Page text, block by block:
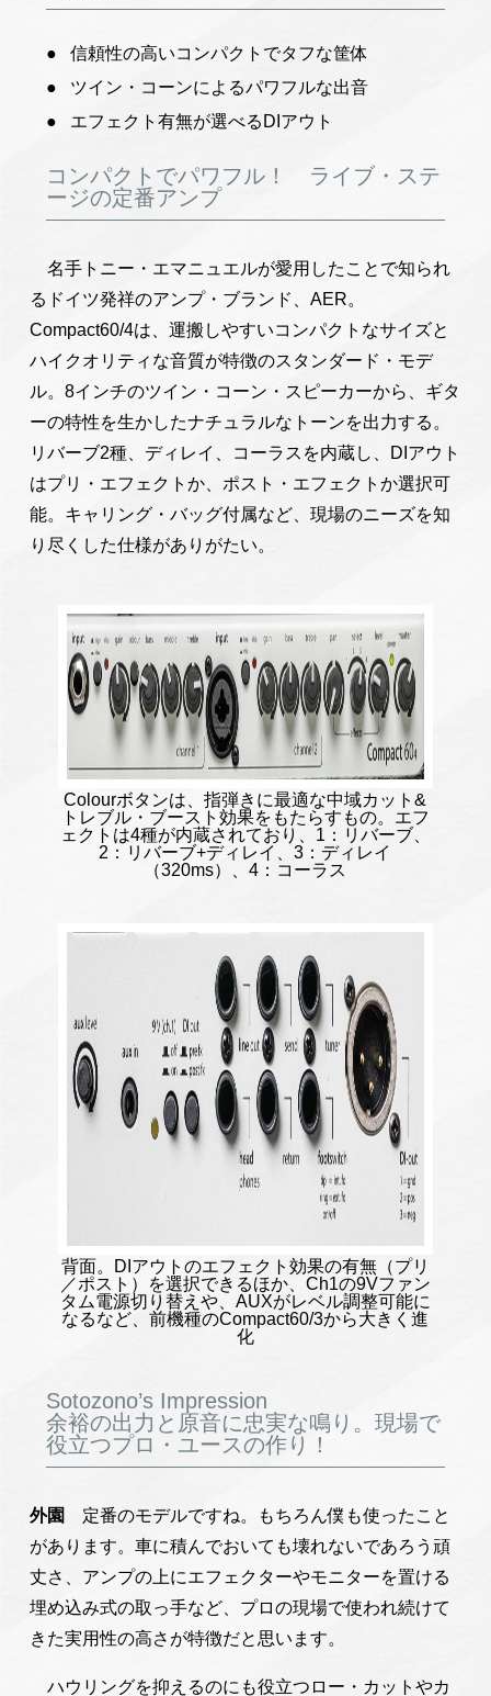
信頼性の高いコンパクトでタフな筐体
ツイン・コーンによるパワフルな出音
エフェクト有無が選べるDIアウト
コンパクトでパワフル！ ライブ・ステ
ージの定番アンプ
名手トニー・エマニュエルが愛用したことで知られ
るドイツ発祥のアンプ・ブランド、AER。
Compact60/4は、運搬しやすいコンパクトなサイズと
ハイクオリティな音質が特徴のスタンダード・モデ
ル。8インチのツイン・コーン・スピーカーから、ギタ
ーの特性を生かしたナチュラルなトーンを出力する。
リバーブ2種、ディレイ、コーラスを内蔵し、DIアウト
はプリ・エフェクトか、ポスト・エフェクトか選択可
能。キャリング・バッグ付属など、現場のニーズを知
り尽くした仕様がありがたい。
Colourボタンは、指弾きに最適な中域カット&
トレブル・ブースト効果をもたらすもの。エフ
ェクトは4種が内蔵されており、1：リバーブ、
2：リバーブ+ディレイ、3：ディレイ
（320ms）、4：コーラス
背面。DIアウトのエフェクト効果の有無（プリ
／ポスト）を選択できるほか、Ch1の9Vファン
タム電源切り替えや、AUXがレベル調整可能に
なるなど、前機種のCompact60/3から大きく進
化
Sotozono’s Impression
余裕の出力と原音に忠実な鳴り。現場で
役立つプロ・ユースの作り！
外園
定番のモデルですね。もちろん僕も使ったこと
があります。車に積んでおいても壊れないであろう頑
丈さ、アンプの上にエフェクターやモニターを置ける
埋め込み式の取っ手など、プロの現場で使われ続けて
きた実用性の高さが特徴だと思います。
ハウリングを抑えるのにも役立つロー・カットやカ